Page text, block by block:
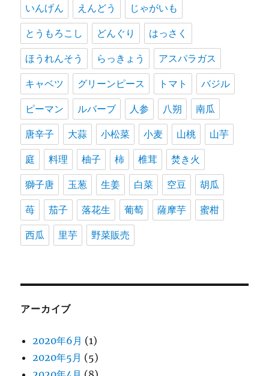
いんげん えんどう じゃがいも
とうもろこし どんぐり はっさく
ほうれんそう らっきょう アスパラガス
キャベツ グリーンピース トマト バジル
ピーマン ルバーブ 人参 八朔 南瓜
唐辛子 大蒜 小松菜 小麦 山桃 山芋
庭 料理 柚子 柿 椎茸 焚き火
獅子唐 玉葱 生姜 白菜 空豆 胡瓜
苺 茄子 落花生 葡萄 薩摩芋 蜜柑
西瓜 里芋 野菜販売
アーカイブ
2020年6月 (1)
2020年5月 (5)